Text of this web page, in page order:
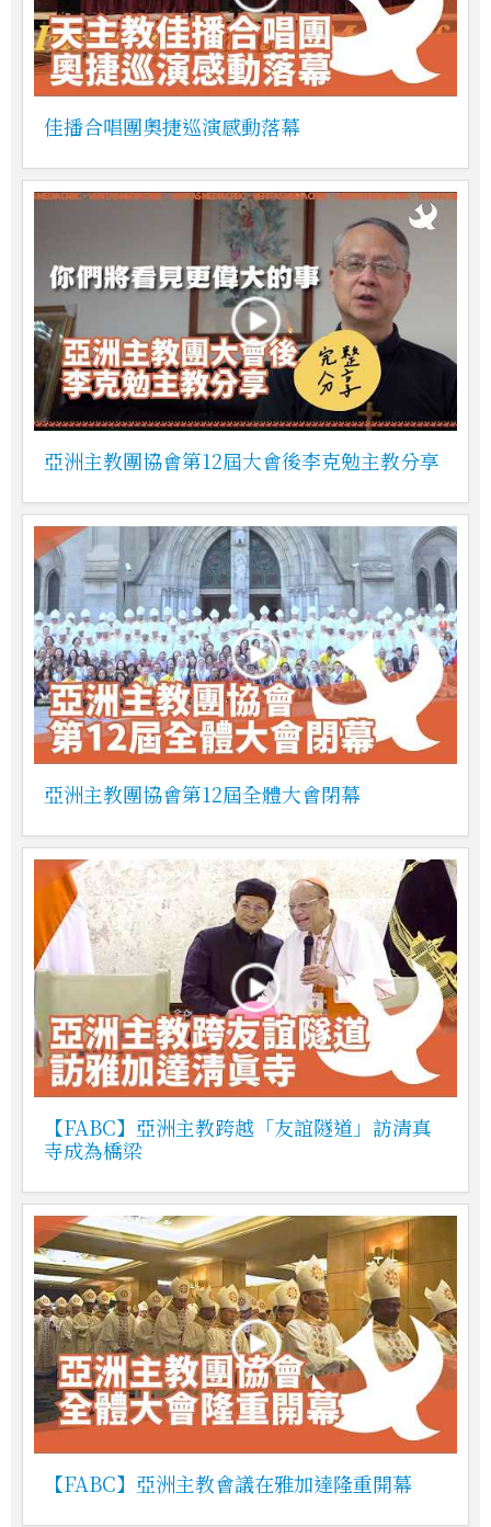
佳播合唱團奧捷巡演感動落幕
亞洲主教團協會第12屆大會後李克勉主教分享
亞洲主教團協會第12屆全體大會閉幕
【FABC】亞洲主教跨越「友誼隧道」訪清真
寺成為橋梁
【FABC】亞洲主教會議在雅加達隆重開幕